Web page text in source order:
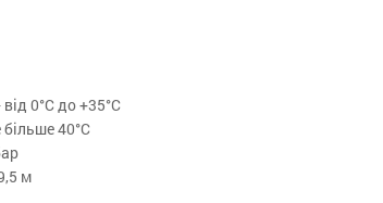
0°С до +35°С
40°С
м